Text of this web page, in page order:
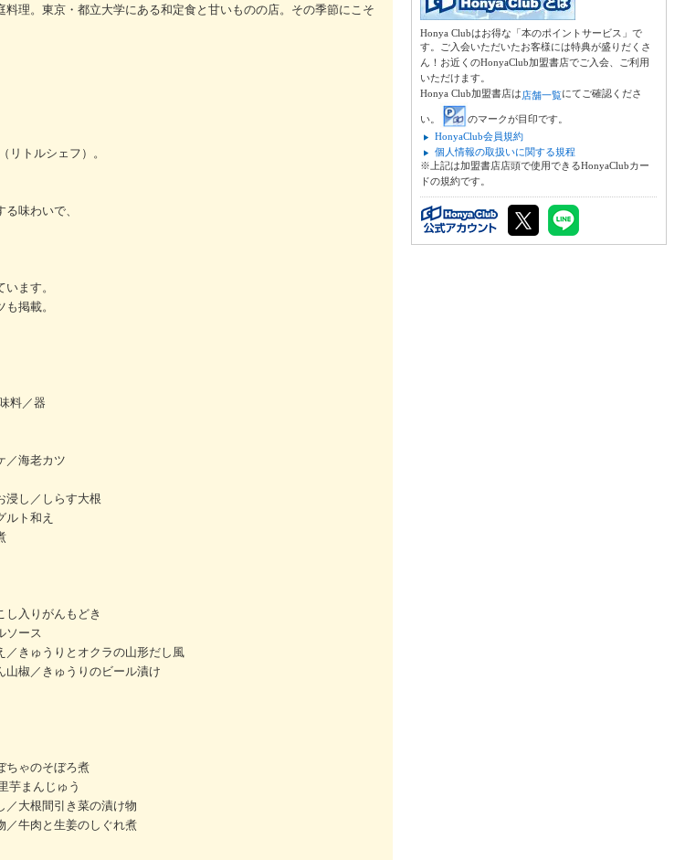
理。東京・都立大学にある和定食と甘いものの店。その季節にこそ
リトルシェフ）。
味わいで、
ます。
掲載。
料／器
／海老カツ
浸し／しらす大根
ルト和え
し入りがんもどき
ソース
／きゅうりとオクラの山形だし風
山椒／きゅうりのビール漬け
ちゃのそぼろ煮
芋まんじゅう
／大根間引き菜の漬け物
／牛肉と生姜のしぐれ煮
Honya Clubはお得な「本のポイントサービス」で
す。ご入会いただいたお客様には特典が盛りだくさ
ん！お近くのHonyaClub加盟書店でご入会、ご利用
いただけます。
Honya Club加盟書店は店舗一覧にてご確認くださ
い。
のマークが目印です。
HonyaClub会員規約
個人情報の取扱いに関する規程
※上記は加盟書店店頭で使用できるHonyaClubカー
ドの規約です。